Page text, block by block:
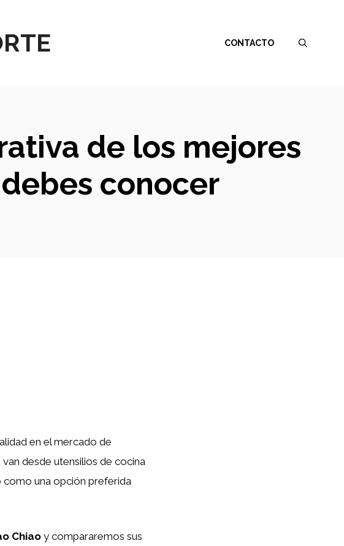
CONTACTO
de los mejores
conocer
en el mercado de
desde utensilios de cocina
como una opción preferida
Chiaoy compararemos sus